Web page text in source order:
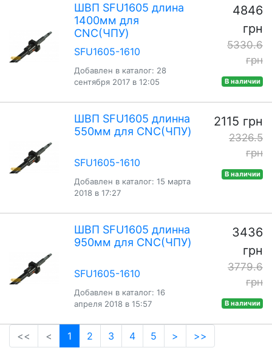
ШВП SFU1605 длина
1400мм для
CNC(ЧПУ)
SFU1605-1610
Добавлен в каталог: 28
сентября 2017 в 12:05
4846
грн
5330.6
грн
В наличии
ШВП SFU1605 длинна
550мм для CNC(ЧПУ)
SFU1605-1610
Добавлен в каталог: 15 марта
2018 в 17:27
2115 грн
2326.5
грн
В наличии
ШВП SFU1605 длинна
950мм для CNC(ЧПУ)
SFU1605-1610
Добавлен в каталог: 16
апреля 2018 в 15:57
3436
грн
3779.6
грн
В наличии
<< < 1 (current)
2 3 4 5 > >>